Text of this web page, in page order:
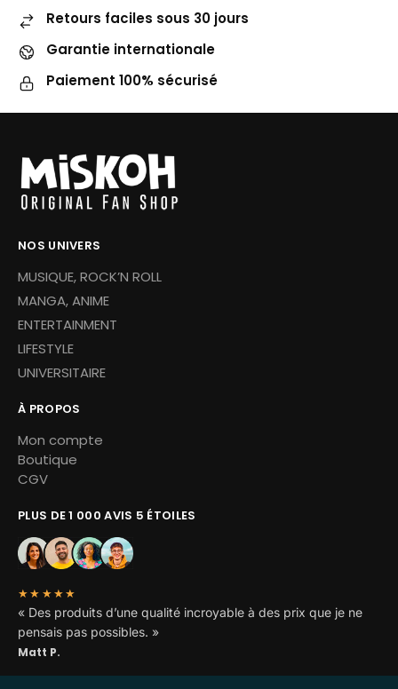
Retours faciles sous 30 jours
Garantie internationale
Paiement 100% sécurisé
NOS UNIVERS
MUSIQUE, ROCK’N ROLL
MANGA, ANIME
ENTERTAINMENT
LIFESTYLE
UNIVERSITAIRE
À PROPOS
Mon compte
Boutique
CGV
PLUS DE 1 000 AVIS 5 ÉTOILES
★★★★★
« Des produits d’une qualité incroyable à des prix que je ne
pensais pas possibles. »
Matt P.